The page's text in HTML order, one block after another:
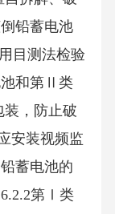
铅蓄电池
目测法检验
和第Ⅱ类
装，防止破
安装视频监
蓄电池的
6.2.2第Ⅰ类